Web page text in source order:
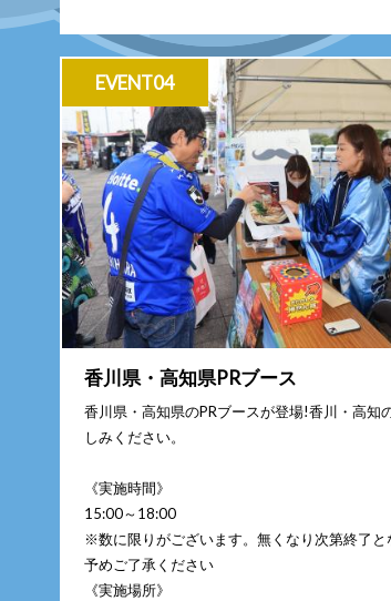
EVENT04
香川県・高知県PRブース
香川県・高知県のPRブースが登場!香川・高知
しみください。
《実施時間》
15:00～18:00
※数に限りがございます。無くなり次第終了と
予めご了承ください
《実施場所》